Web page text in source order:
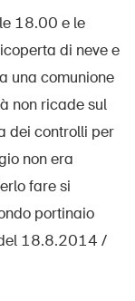
18.00 e le
di neve e
una comunione
non ricade sul
dei controlli per
non era
fare si
portinaio
18.8.2014 /